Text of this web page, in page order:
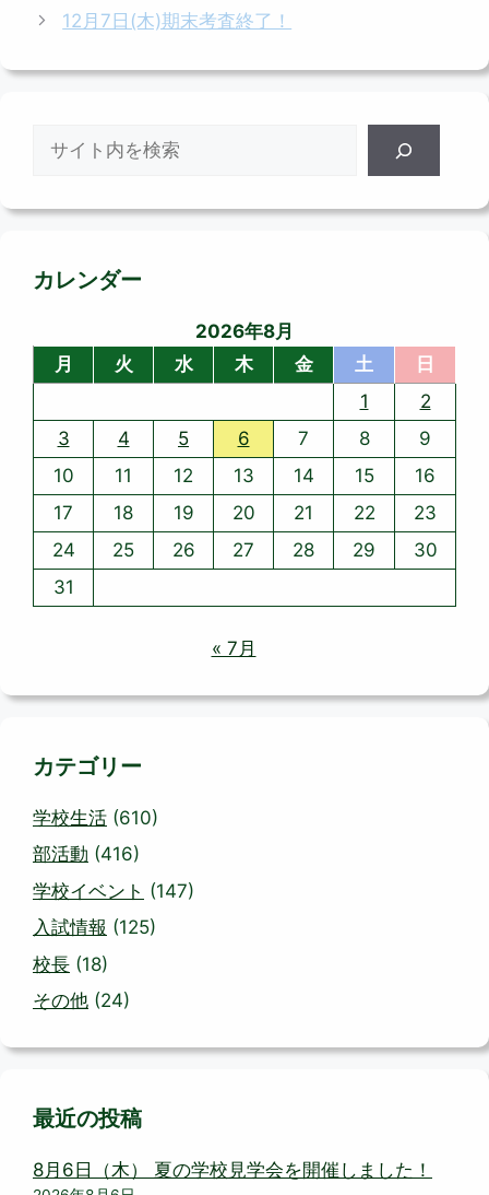
リ
12月7日(木)期末考査終了！
カレンダー
2026年8月
月
火 水 木 金 土
日
1
2
3
4 5 6 7 8
9
10
11 12 13 14 15
16
17
18 19 20 21 22
23
24
25 26 27 28 29
30
31
« 7月
カテゴリー
学校生活 (610)
部活動 (416)
学校イベント (147)
入試情報 (125)
校長 (18)
その他 (24)
最近の投稿
8月6日（木） 夏の学校見学会を開催しました！